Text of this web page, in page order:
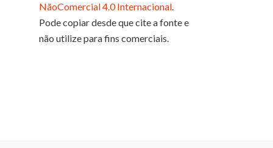
NãoComercial 4.0 Internacional.
Pode copiar desde que cite a fonte e
não utilize para fins comerciais.